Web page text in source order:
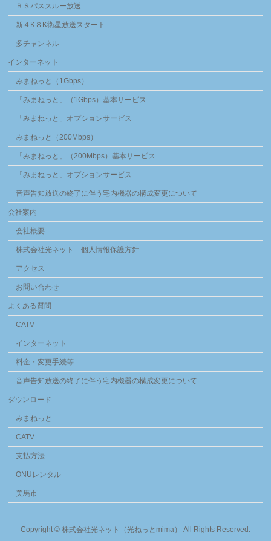
ＢＳパススルー放送
新４K８K衛星放送スタート
多チャンネル
インターネット
みまねっと（1Gbps）
「みまねっと」（1Gbps）基本サービス
「みまねっと」オプションサービス
みまねっと（200Mbps）
「みまねっと」（200Mbps）基本サービス
「みまねっと」オプションサービス
音声告知放送の終了に伴う宅内機器の構成変更について
会社案内
会社概要
株式会社光ネット 個人情報保護方針
アクセス
お問い合わせ
よくある質問
CATV
インターネット
料金・変更手続等
音声告知放送の終了に伴う宅内機器の構成変更について
ダウンロード
みまねっと
CATV
支払方法
ONUレンタル
美馬市
Copyright © 株式会社光ネット（光ねっとmima） All Rights Reserved.